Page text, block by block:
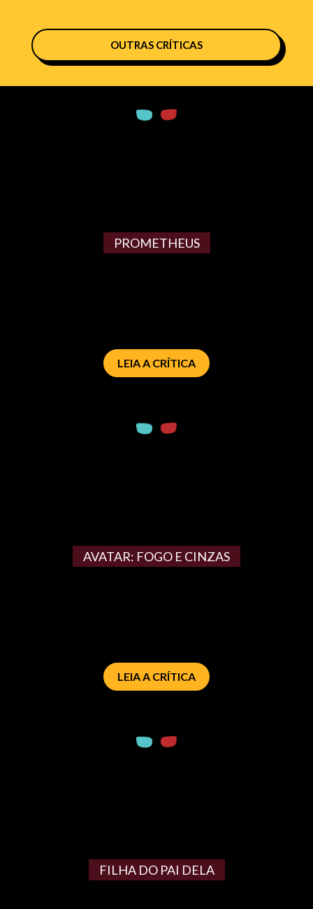
OUTRAS CRÍTICAS
PROMETHEUS
LEIA A CRÍTICA
AVATAR: FOGO E CINZAS
LEIA A CRÍTICA
FILHA DO PAI DELA